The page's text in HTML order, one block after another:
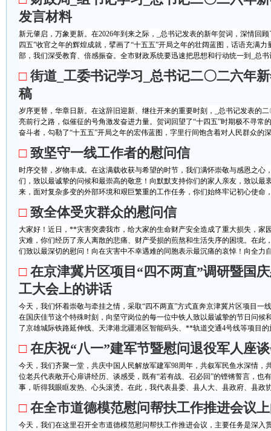
发言材料
新元肇启，万象更新。在2026年到来之际，_总书记发表的新年贺词，深情回
四五”收官之年的辉煌成就，擘画了“十五五”开局之年的壮阔蓝图，话语充满
部，我们深受教育、倍感振奋。全市财政系统要迅速把思想和行动统一到_总书
□ 街道_工委书记学习_总书记二〇二六年
稿
岁序更替，华章日新。在这辞旧迎新、继往开来的重要时刻，_总书记发表的
亮前行之路，似催征的号角激发奋进力量。贺词回望了“十四五”时期极不寻常
奋斗者，勾勒了“十五五”开局之年的宏伟蓝图，字里行间饱含着对人民群众的
□ 致坚守一线工作者的慰问信
时序交替，岁物丰成。在这满载收获与希望的时节，我们满怀崇敬与感恩之心
们，致以最诚挚的问候和最崇高的敬意！向默默支持你们的家人亲友，致以最
来，面对复杂多变的外部环境和艰巨繁重的工作任务，你们始终牢记初心使命
□ 致全体受灾群众的慰问信
大家好！近日，**灾害突袭我市，给大家的生命财产安全造成了重大损失，家
灾难，你们经历了亲人离散的悲痛、财产受损的煎熬和生活失序的困境。在此
们致以最深切的慰问！向在灾害中不幸遇难的同胞表示最沉痛的哀悼！向全力
□ 在京津冀片区项目“四不两直”调研暨国
工大会上的讲话
今天，我们怀着崇敬与牵挂之情，采取“四不两直”方式直奔京津冀片区项目一
在国庆佳节这个特殊时刻，向坚守岗位的每一位中铁人致以最诚挚的节日问候
了京雄城际铁路延伸线、天津港北疆港区智能码头、**轨道交通4号线等项目
□ 在庆祝“八一”建军节暨慰问退役军人座
今天，我们齐聚一堂，共庆中国人民解放军建军98周年，共叙军民鱼水深情，
位老兵代表敞开心扉讲经历、谈感受，既有“若有战、召必回”的铿锵誓言，也
事，听得我眼眶发热、心头滚烫。在此，我代表县委、县人大、县政府、县政
□ 在全市道德模范慰问帮扶工作推进会议
今天，我们在这里召开全市道德模范慰问帮扶工作推进会议，主要任务是深入